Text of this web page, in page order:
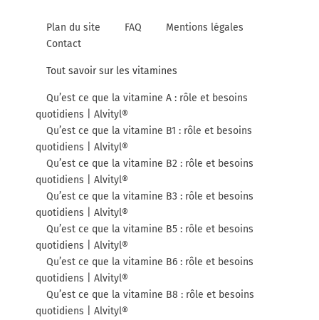
Plan du site FAQ
Mentions légales
Contact
Tout savoir sur les vitamines
Qu’est ce que la vitamine A : rôle et besoins
quotidiens | Alvityl®
Qu’est ce que la vitamine B1 : rôle et besoins
quotidiens | Alvityl®
Qu’est ce que la vitamine B2 : rôle et besoins
quotidiens | Alvityl®
Qu’est ce que la vitamine B3 : rôle et besoins
quotidiens | Alvityl®
Qu’est ce que la vitamine B5 : rôle et besoins
quotidiens | Alvityl®
Qu’est ce que la vitamine B6 : rôle et besoins
quotidiens | Alvityl®
Qu’est ce que la vitamine B8 : rôle et besoins
quotidiens | Alvityl®